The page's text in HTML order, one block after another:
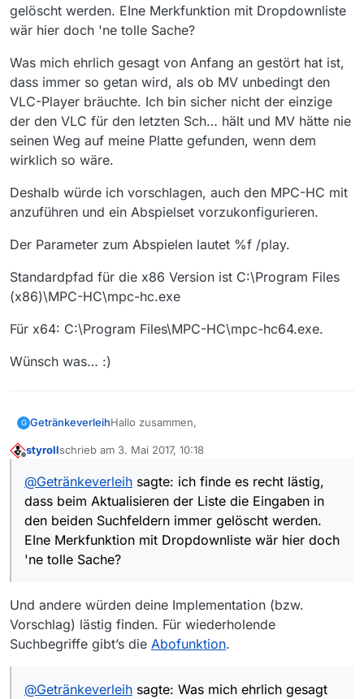
gelöscht werden. EIne Merkfunktion mit Dropdownliste
wär hier doch 'ne tolle Sache?
Was mich ehrlich gesagt von Anfang an gestört hat ist,
dass immer so getan wird, als ob MV unbedingt den
VLC-Player bräuchte. Ich bin sicher nicht der einzige
der den VLC für den letzten Sch… hält und MV hätte nie
seinen Weg auf meine Platte gefunden, wenn dem
wirklich so wäre.
Deshalb würde ich vorschlagen, auch den MPC-HC mit
anzuführen und ein Abspielset vorzukonfigurieren.
Der Parameter zum Abspielen lautet %f /play.
Standardpfad für die x86 Version ist C:\Program Files
(x86)\MPC-HC\mpc-hc.exe
Für x64: C:\Program Files\MPC-HC\mpc-hc64.exe.
Wünsch was… :)
G GetränkeverleihHallo zusammen,
ich finde es recht lästig, dass beim
beiden Suchfeldern immer gelöscht werden.
EIne Merkfunktion mit Dropdownliste wär hier
doch 'ne tolle Sache?
Was mich ehrlich gesagt von Anfang an
gestört hat ist, dass immer so getan wird, als
ob MV unbedingt den VLC-Player bräuchte.
Ich bin sicher nicht der einzige der den VLC
für den letzten Sch… hält und MV hätte nie
seinen Weg auf meine Platte gefunden, wenn
Deshalb würde ich vorschlagen, auch den
MPC-HC mit anzuführen und ein Abspielset
vorzukonfigurieren.
Der Parameter zum Abspielen lautet %f /play.
Für x64: C:\Program Files\MPC-HC\mpc-
hc64.exe.
Wünsch was… :)
styrollschrieb am 3. Mai 2017, 10:18
zuletzt editiert von
@Getränkeverleih sagte: ich finde es recht lästig,
dass beim Aktualisieren der Liste die Eingaben in
den beiden Suchfeldern immer gelöscht werden.
EIne Merkfunktion mit Dropdownliste wär hier doch
'ne tolle Sache?
Und andere würden deine Implementation (bzw.
Vorschlag) lästig finden. Für wiederholende
Suchbegriffe gibt’s die Abofunktion.
@Getränkeverleih sagte: Was mich ehrlich gesagt